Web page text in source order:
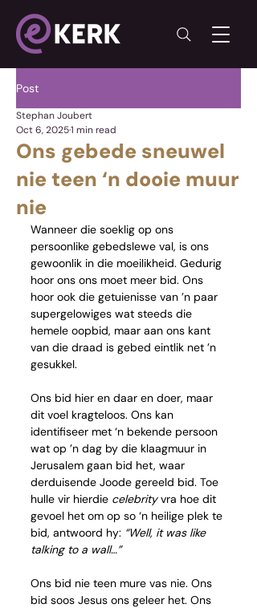
Post
Ons gebede sneuwel
nie teen ‘n dooie muur
nie
Stephan Joubert
Oct 6, 20251 min read
Wanneer die soeklig op ons
persoonlike gebedslewe val, is ons
gewoonlik in die moeilikheid. Gedurig
hoor ons ons moet meer bid. Ons
hoor ook die getuienisse van ’n paar
supergelowiges wat steeds die
hemele oopbid, maar aan ons kant
van die draad is gebed eintlik net ’n
gesukkel.
Ons bid hier en daar en doer, maar
dit voel kragteloos. Ons kan
identifiseer met ‘n bekende persoon
wat op ’n dag by die klaagmuur in
Jerusalem gaan bid het, waar
derduisende Joode gereeld bid. Toe
hulle vir hierdie celebrity vra hoe dit
gevoel het om op so ‘n heilige plek te
bid, antwoord hy: “Well, it was like
talking to a wall…”
Ons bid nie teen mure vas nie. Ons
bid soos Jesus ons geleer het. Ons